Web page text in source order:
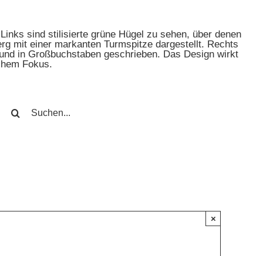
SUCHE
×